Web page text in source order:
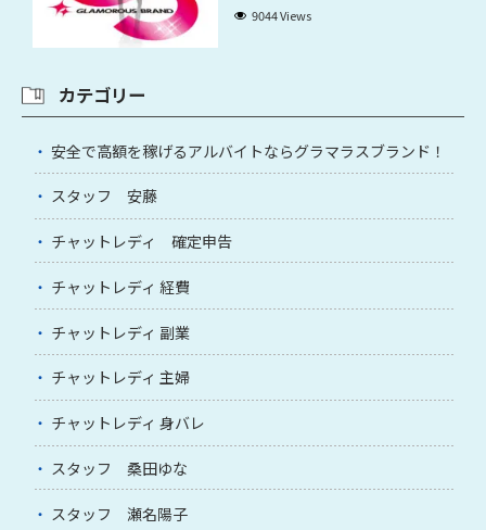
9044 Views
カテゴリー
安全で高額を稼げるアルバイトならグラマラスブランド！
スタッフ 安藤
チャットレディ 確定申告
チャットレディ 経費
チャットレディ 副業
チャットレディ 主婦
チャットレディ 身バレ
スタッフ 桑田ゆな
スタッフ 瀬名陽子